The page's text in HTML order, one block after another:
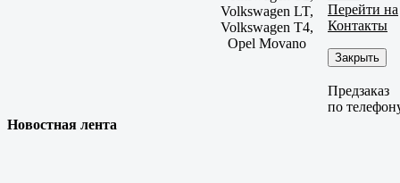
Volkswagen LT,
Volkswagen T4,
Opel Movano
Перейти на
Контакты
Закрыть
Предзаказ
по
Новостная лента